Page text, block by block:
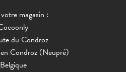
magasin :
du Condroz
Condroz (Neupré)
Belgique